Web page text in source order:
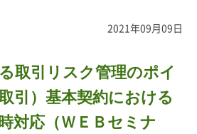
2021年09月09日
取引リスク管理のポイ
引）基本契約における
対応（ＷＥＢセミナ